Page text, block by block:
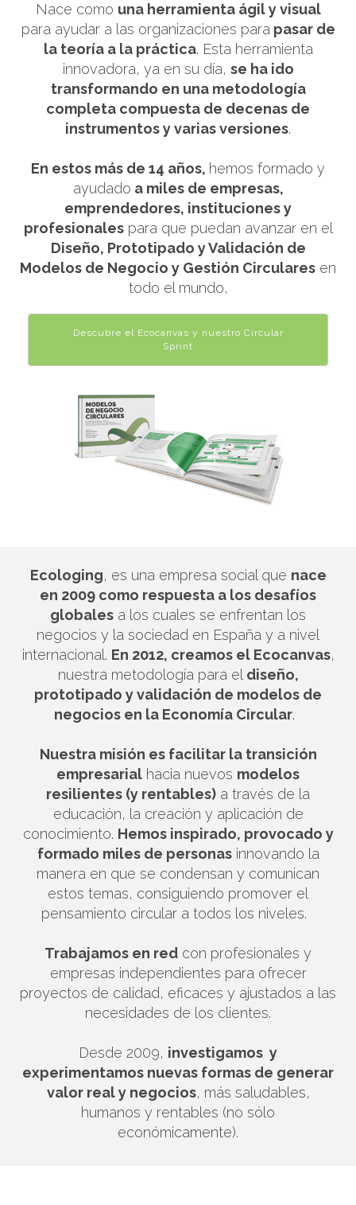
Nace como una herramienta ágil y visual
para ayudar a las organizaciones parapasar de
la teoría a la práctica. Esta herramienta
innovadora, ya en su día, se ha ido
transformando en una metodología
completa compuesta de decenas de
instrumentos y varias versiones.
En estos más de 14 años, hemos formado y
ayudado a miles de empresas,
emprendedores, instituciones y
profesionalespara que puedan avanzar en el
Diseño, Prototipado y Validación de
Modelos de Negocio y Gestión Circulares en
todo el mundo,
Descubre el Ecocanvas y nuestro Circular
Sprint
Ecologing, es una empresa social que nace
en 2009 como respuesta a los desafíos
globales a los cuales se enfrentan los
negocios y la sociedad en España y a nivel
internacional. En 2012, creamos el Ecocanvas,
nuestra metodología para el diseño,
prototipado y validación de modelos de
negocios en la Economía Circular.
Nuestra misión es facilitar la transición
empresarial hacia nuevos modelos
resilientes (y rentables) a través de la
educación, la creación y aplicación de
conocimiento. Hemos inspirado, provocado y
formado miles de personasinnovando la
manera en que se condensan y comunican
estos temas, consiguiendo promover el
pensamiento circular a todos los niveles.
Trabajamos en red con profesionales y
empresas independientes para ofrecer
proyectos de calidad, eficaces y ajustados a las
necesidades de los clientes.
Desde 2009, investigamos y
experimentamos nuevas formas de generar
valor real y negocios, más saludables,
humanos y rentables (no sólo
económicamente).